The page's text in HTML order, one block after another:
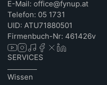
E-Mail: office@fynup.at
Telefon: 05 1731
UID: ATU71880501
Firmenbuch-Nr: 461426v
SERVICES
Wissen